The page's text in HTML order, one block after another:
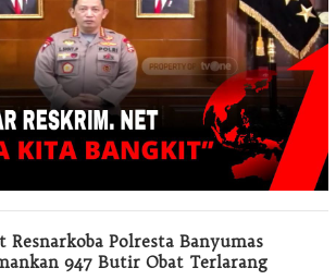
Resnarkoba Polresta Banyumas
947 Butir Obat Terlarang